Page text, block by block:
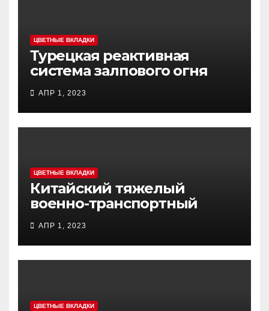
ЦВЕТНЫЕ ВКЛАДКИ
Турецкая реактивная
система залпового огня
MCL (Multi-Caliber Launcher)
АПР 1, 2023
ЦВЕТНЫЕ ВКЛАДКИ
Китайский тяжелый
военно-транспортный
самолет (BTC) Y-20
(«ЮНЬ-20») «Куньпин»
АПР 1, 2023
ЦВЕТНЫЕ ВКЛАДКИ